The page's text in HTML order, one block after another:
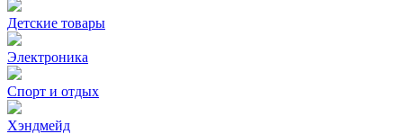
Детские товары
Электроника
Спорт и отдых
Хэндмейд